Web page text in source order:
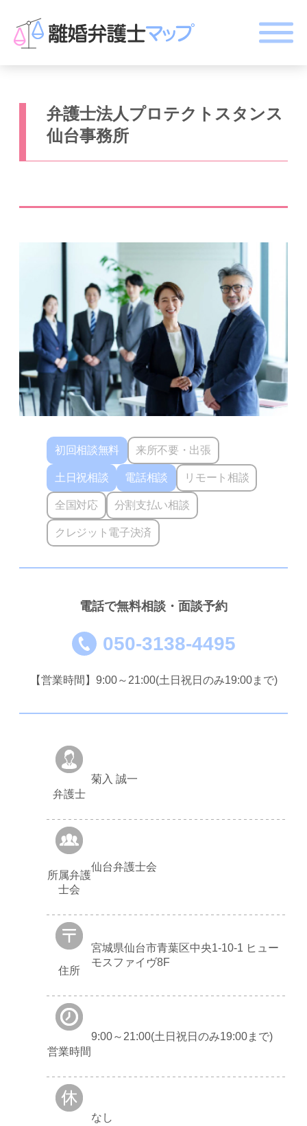
弁護士法人プロテクトスタンス
仙台事務所
初回相談無料 来所不要・出張
土日祝相談 電話相談 リモート相談
全国対応 分割支払い相談
クレジット電子決済
電話で無料相談・面談予約
050-3138-4495
【営業時間】9:00～21:00(土日祝日のみ19:00まで)
弁護士
菊入 誠一
所属弁護
士会
仙台弁護士会
住所
宮城県仙台市青葉区中央1-10-1 ヒュー
モスファイヴ8F
営業時間
9:00～21:00(土日祝日のみ19:00まで)
なし